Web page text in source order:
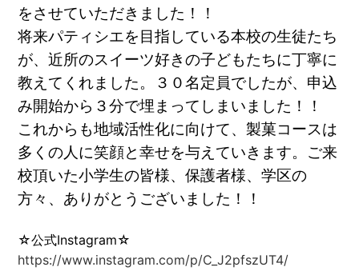
をさせていただきました！！
将来パティシエを目指している本校の生徒たち
が、近所のスイーツ好きの子どもたちに丁寧に
教えてくれました。３０名定員でしたが、申込
み開始から３分で埋まってしまいました！！
これからも地域活性化に向けて、製菓コースは
多くの人に笑顔と幸せを与えていきます。ご来
校頂いた小学生の皆様、保護者様、学区の
方々、ありがとうございました！！
☆公式Instagram☆
https://www.instagram.com/p/C_J2pfszUT4/